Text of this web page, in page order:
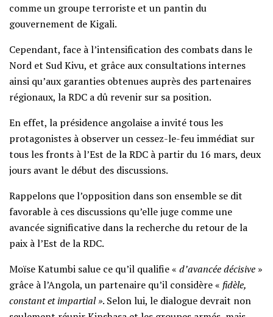
comme un groupe terroriste et un pantin du
gouvernement de Kigali.
Cependant, face à l’intensification des combats dans le
Nord et Sud Kivu, et grâce aux consultations internes
ainsi qu’aux garanties obtenues auprès des partenaires
régionaux, la RDC a dû revenir sur sa position.
En effet, la présidence angolaise a invité tous les
protagonistes à observer un cessez-le-feu immédiat sur
tous les fronts à l’Est de la RDC à partir du 16 mars, deux
jours avant le début des discussions.
Rappelons que l’opposition dans son ensemble se dit
favorable à ces discussions qu’elle juge comme une
avancée significative dans la recherche du retour de la
paix à l’Est de la RDC.
Moïse Katumbi salue ce qu’il qualifie « d’avancée décisive »
grâce à l’Angola, un partenaire qu’il considère « fidèle,
constant et impartial ». Selon lui, le dialogue devrait non